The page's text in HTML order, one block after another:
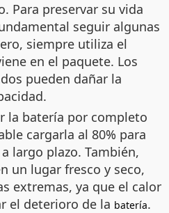
Para preservar su vida
seguir algunas
siempre utiliza el
en el paquete. Los
pueden dañar la
la batería por completo
cargarla al 80% para
largo plazo. También,
un lugar fresco y seco,
extremas, ya que el calor
el deterioro de la batería.